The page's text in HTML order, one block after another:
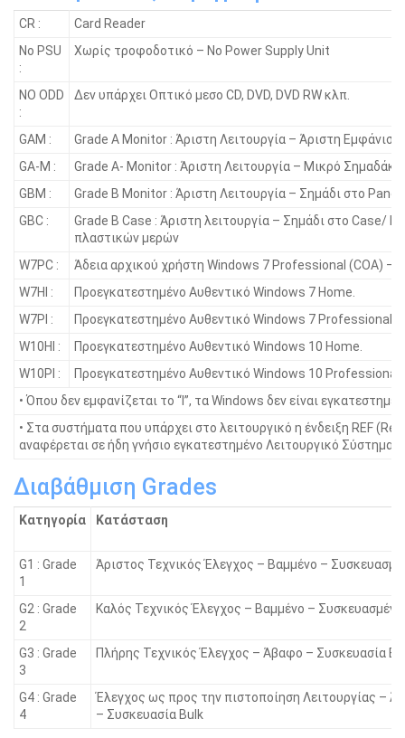
CR :
Card Reader
No PSU
:
Χωρίς τροφοδοτικό – No Power Supply Unit
NO ODD
:
Δεν υπάρχει Οπτικό μεσο CD, DVD, DVD RW κλπ.
GAM :
Grade A Monitor : Άριστη Λειτουργία – Άριστη Εμφάνιση
GA-M :
Grade A- Monitor : Άριστη Λειτουργία – Μικρό
GBM :
Grade B Monitor : Άριστη Λειτουργία – Σημάδι στο
GBC :
Grade B Case : Άριστη λειτουργία – Σημάδι στο Case/
πλαστικών μερών
W7PC :
Άδεια αρχικού χρήστη Windows 7 Professional (COA) –
W7HI :
Προεγκατεστημένο Αυθεντικό Windows 7 Home.
W7PI :
Προεγκατεστημένο Αυθεντικό Windows 7 Professional.
W10HI :
Προεγκατεστημένο Αυθεντικό Windows 10 Home.
W10PI :
Προεγκατεστημένο Αυθεντικό Windows 10 Professional.
• Όπου δεν εμφανίζεται το “I”, τα Windοws δεν είναι
• Στα συστήματα που υπάρχει στο λειτουργικό η ένδειξη REF
αναφέρεται σε ήδη γνήσιο εγκατεστημένο Λειτουργικό Σύστημα.
Διαβάθμιση Grades
Κατηγορία Κατάσταση
G1 : Grade
1
Άριστος Τεχνικός Έλεγχος – Βαμμένο –
G2 : Grade
2
Καλός Τεχνικός Έλεγχος – Βαμμένο – Συσκευασμένο
G3 : Grade
3
Πλήρης Τεχνικός Έλεγχος – Άβαφο – Συσκευασία
G4 : Grade
4
Έλεγχος ως προς την πιστοποίηση Λειτουργίας –
– Συσκευασία Bulk